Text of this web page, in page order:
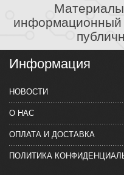
Материалы
информационный
Информация
НОВОСТИ
О НАС
ОПЛАТА И ДОСТАВКА
ПОЛИТИКА